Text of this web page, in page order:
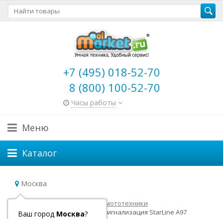
+7 (495) 018-52-70
8 (800) 100-52-70
Часы работы
Меню
Каталог
Москва
Ваш город Москва?
Главная
Товары для авто и мототехники
Автосигнализации
Автосигнализация StarLine A97